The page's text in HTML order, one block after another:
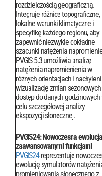
rozdzielczością geograficzną.
Integruje różnice topograficzne,
lokalne warunki klimatyczne i
specyfikę każdego regionu, aby
zapewnić niezwykle dokładne
szacunki natężenia
PVGIS 5.3 umożliwia analizę
natężenia napromienienia w
różnych orientacjach i
wizualizację zmian sezonowych
dostęp do danych godzinowych
celu szczegółowej analizy
ekspozycji słonecznej.
PVGIS24: Nowoczesna
zaawansowanymi funkcjami
PVGIS24reprezentuje
ewolucję symulatorów
promieniowania słonecznego z